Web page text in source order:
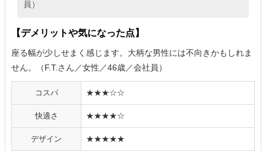
員）
【デメリットや気になった点】
座る幅が少しせまく感じます。大柄な男性には不向きかもしれま
せん。（F.T.さん／女性／46歳／会社員）
コスパ ★★★☆☆
快適さ ★★★★☆
デザイン ★★★★★